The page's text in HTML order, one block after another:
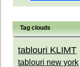
Tag clouds
tablouri KLIMT
tablouri new york